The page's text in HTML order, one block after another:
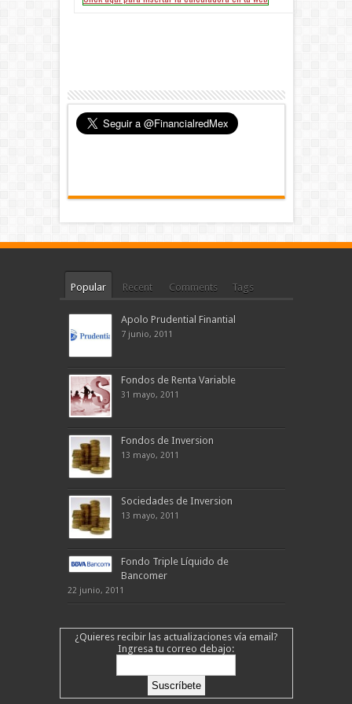
Popular Recent Comments Tags
Apolo Prudential Finantial
7 junio, 2011
Fondos de Renta Variable
31 mayo, 2011
Fondos de Inversion
13 mayo, 2011
Sociedades de Inversion
13 mayo, 2011
Fondo Triple Líquido de
Bancomer
22 junio, 2011
¿Quieres recibir las actualizaciones vía email?
Ingresa tu correo debajo: